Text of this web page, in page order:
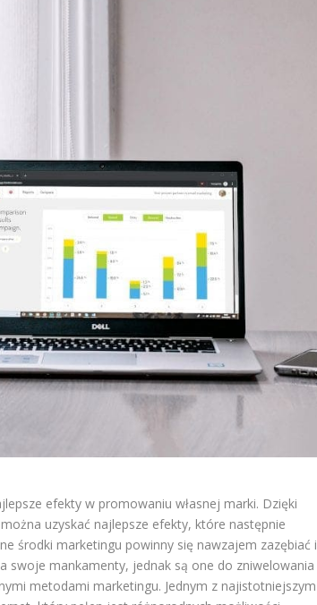
efekty w promowaniu własnej marki. Dzięki
uzyskać najlepsze efekty, które następnie
środki marketingu powinny się nawzajem zazębiać i
swoje mankamenty, jednak są one do zniwelowania
metodami marketingu. Jednym z najistotniejszym